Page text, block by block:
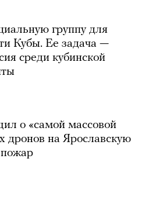
группу для
Кубы. Ее задача —
среди кубинской
о «самой массовой
дронов на Ярославскую